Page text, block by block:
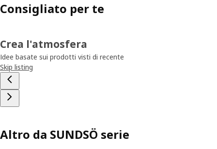
Consigliato per te
Crea l'atmosfera
Idee basate sui prodotti visti di recente
Skip listing
Altro da SUNDSÖ serie